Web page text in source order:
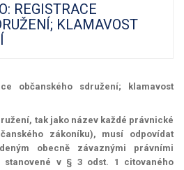
REGISTRACE
KLAMAVOST
občanského sdružení; klamavost
tak jako název každé právnické
zákoníku), musí odpovídat
obecně závaznými právními
stanovené v § 3 odst. 1 citovaného